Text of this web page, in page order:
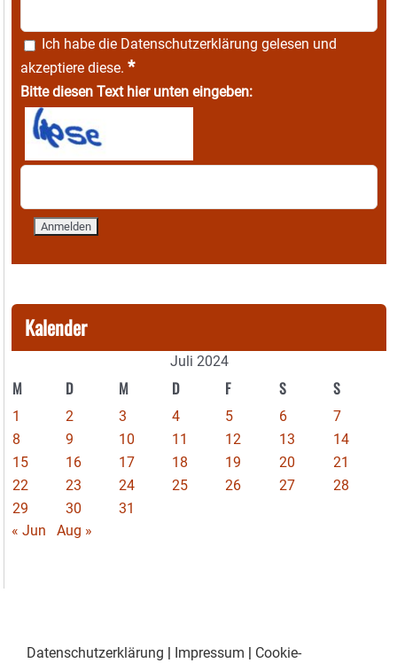
Ich habe die Datenschutzerklärung gelesen und
akzeptiere diese. *
Bitte diesen Text hier unten eingeben:
Kalender
Juli 2024
M D M D F S S
1 2 3 4 5 6
7
8
9 10 11 12 13
14
15
16 17 18 19 20
21
22
23 24 25 26 27
28
29
30
31
« Jun
Aug »
Datenschutzerklärung Impressum Cookie-